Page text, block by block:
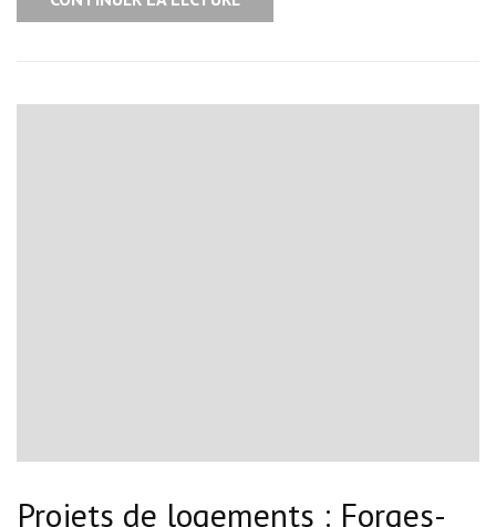
Projets de logements : Forges-